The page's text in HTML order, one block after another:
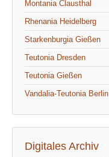
Montania Clausthal
Rhenania Heidelberg
Starkenburgia Gießen
Teutonia Dresden
Teutonia Gießen
Vandalia-Teutonia Berlin
Digitales Archiv